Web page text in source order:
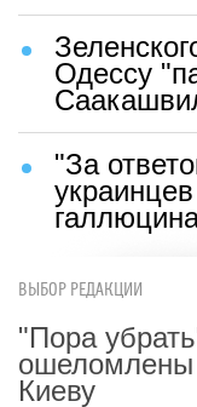
Одессу
"За
ВЫБОР РЕДАКЦИИ
"Пора
ошеломлены
Киеву